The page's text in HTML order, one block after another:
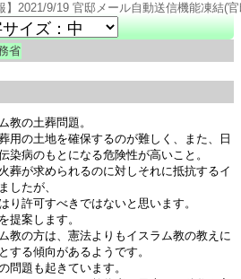
省
教の土葬問題。
用の土地を確保するのが難しく、また、日
染病のもとになる危険性が高いこと。
葬が求められるのに対しそれに抵抗するイ
したが、
り許可すべきではないと思います。
提案します。
教の方は、憲法よりもイスラム教の教えに
する傾向があるようです。
問題も起きています。
】2021/9/19 官邸メール自動送信機能凍結(